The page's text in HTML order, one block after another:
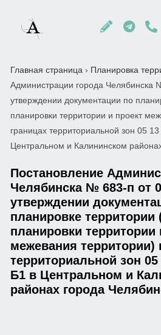
Главная страница › Планировка
Администрации города
утверждении документации по
планировки территории и проект
границах территориальной зон 05
Центральном и Калининском
Постановление
Челябинска № 683-п от
утверждении
планировке территории
планировки территории
межевания территории)
территориальной зон
Б1 в Центральном и
районах города